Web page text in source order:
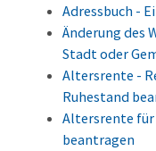
Adressbuch -
Änderung des
Stadt oder
Altersrente -
Ruhestand
Altersrente für
beantragen